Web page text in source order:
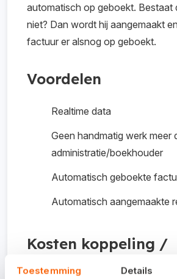
Toestemming Details
automatisch op geboekt. Bestaat
niet? Dan wordt hij aangemaakt
factuur er alsnog op geboekt.
Voordelen
Realtime data
Geen handmatig werk meer
administratie/boekhouder
Automatisch geboekte
Automatisch aangemaakte
Kosten koppeling /
proefperiode